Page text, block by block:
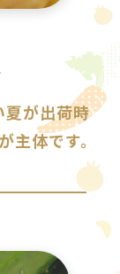
夏が出荷時
体です。